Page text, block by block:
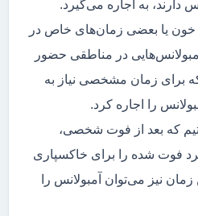
دارند، به اجاره می‌گیرد.
خون یا بعضی زمان‌های خاص در
در مناطقی حضور
برای زمان مشخصی نیاز به
را اجاره کرد.
که بعد از فوت شخصی،
فوت شده را برای خاکسپاری
نیز می‌توان آمبولانس را